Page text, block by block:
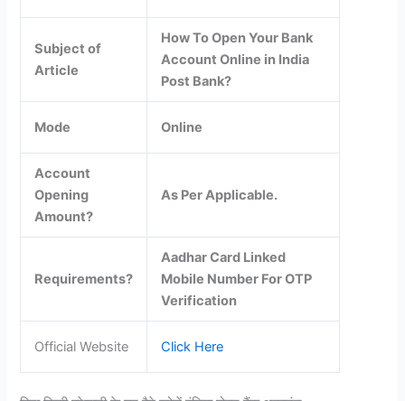
Subject of
Article
How To Open Your Bank
Account Online in India
Post Bank?
Mode Online
Account
Opening
Amount?
As Per Applicable.
Requirements?
Aadhar Card Linked
Mobile Number For OTP
Verification
Official Website Click Here